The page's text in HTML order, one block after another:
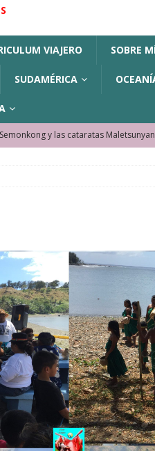
VIAJERO SOBRE
SUDAMÉRICA
Semonkong y las cataratas
La historia de la misteriosa
Cómo moverse en Seychelles de
ver en Manama. La capital de Baréin
Nguema. El barrio más castizo de